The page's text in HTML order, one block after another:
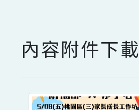
內容附件下載